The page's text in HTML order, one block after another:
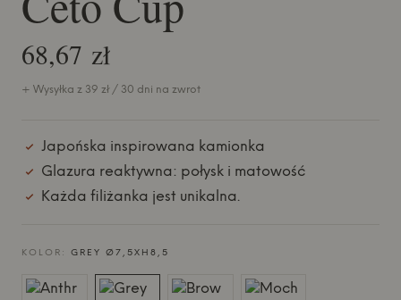
68,67 zł
+ Wysyłka z 39 zł / 30 dni na zwrot
Japońska inspirowana kamionka
Glazura reaktywna: połysk i matowość
Każda filiżanka jest unikalna.
KOLOR: GREY Ø7,5XH8,5